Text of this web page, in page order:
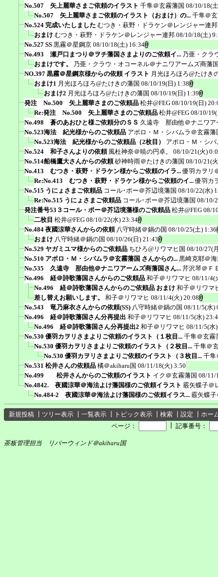
No.507 矢上麗華さまご依頼のイラスト 千隼＠玄霧藩国 08/10/18(
No.507 矢上麗華さまご依頼のイラスト（おまけ）の... 千隼＠
No.524 完成いたしました むつき・萩野・ドラケン＠レンジャー連邦
おまけ むつき・萩野・ドラケン＠レンジャー連邦 08/10/18(土)
No.527 SS 黒霧＠星鋼京 08/10/18(土) 16:34
No.493 瀬戸口まつり＠ヲチ藩国さまよりのご依頼イ... 乃亜・クラ
おまけです。
乃亜・クラウ・オコーネル＠ナニワアームズ商藩
NO.397 黒霧＠星鋼京様からの依頼 イラスト 月光ほろほろ@たけき
おまけ1 月光ほろほろ@たけきの藩国 08/10/19(日) 1:38
おまけ2 月光ほろほろ@たけきの藩国 08/10/19(日) 1:39
発注 No.500 矢上麗華さまのご依頼品 松井@FEG 08/10/19(日)
Re:発注 No.500 矢上麗華さまのご依頼品 松井@FEG 08/10/
No.498 蒼のあおひと様ご依頼分のＳＳ 久遠寺 那由他＠ナニワア
No.523海法 紀光様からのご依頼品 アポロ・Ｍ・シバムラ＠玄霧藩
No.523海法 紀光様からのご依頼品（2枚目）
アポロ・Ｍ・シ
No.524 和子さんよりの依頼 風杜神奈＠暁の円卓。
08/10/21(火)
No.514船橋鷹大さんからの依頼 砂神時雨＠たけきの藩国 08/10/21(
No.413 むつき・萩野・ドラケン様からご依頼のイラ... 優羽カヲリ
Re:No.413 むつき・萩野・ドラケン様からご依頼のイ... 優羽カ
No.515 うにょさまご依頼品 コール･ポー＠芥辺境藩国 08/10/22(水)
Re:No.515 うにょさまご依頼品 コール･ポー＠芥辺境藩国 08/10/
発注番号53３コール・ポー＠芥辺境藩様のご依頼品 松井@FEG 08/
二枚目 松井@FEG 08/10/22(水) 23:34
No.484 夜國涼華さんからの依頼 八守時緒＠鍋の国 08/10/25(土) 1:36
おまけ 八守時緒＠鍋の国 08/10/26(日) 21:43
No.529 ヤガミユマ様からのご依頼品 ちひろ@リワマヒ国 08/10/27(
No.510 アポロ・Ｍ・シバムラ＠玄霧藩国 さんからの... 黒崎克耶＠
No.535 久遠寺 那由他＠ナニワアームズ商藩国さん... 芹沢琴＠Ｆ
No.496 経＠詩歌藩国さんからのご依頼品 和子＠リワマヒ 08/11/4(
No.496 経＠詩歌藩国さんからのご依頼品 おまけ 和子＠リワマ
差し替えお願いします。
和子＠リワマヒ 08/11/4(火) 20:08
No.543 竜乃麻衣さんからの依頼(SS) 八守時緒＠鍋の国 08/11/5(水)
No.496 経＠詩歌藩国さん分再提出 和子＠リワマヒ 08/11/5(水)
No.496 経＠詩歌藩国さん分再提出2 和子＠リワマヒ 08/11/5(水
No.530 優羽カヲリさまよりご依頼のイラスト（１枚目... 千隼＠玄霧
No.530 優羽カヲリさまよりご依頼のイラスト（２枚目... 千隼＠
No.530 優羽カヲリさまよりご依頼のイラスト（３枚目... 千隼
No.531 松井さんの依頼品 橘＠akiharu国 08/11/18(火) 3:50
No.499 松井さんからのご依頼のイラスト イク＠玄霧藩国 08/11/
No.4842. 夜國涼華＠海法よけ藩国様のご依頼イラスト 霰矢蝶子＠
No.484-2 夜國涼華＠海法よけ藩国様のご依頼イラス... 霰矢蝶
新規投稿 ツリー表示 一覧表示 トピック表示 検索 設定
ホー
ページ：
記事番号：
茶板管理担当 リバーウィンド＠akiharu国